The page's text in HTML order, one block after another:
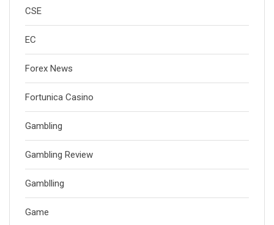
CSE
EC
Forex News
Fortunica Casino
Gambling
Gambling Review
Gamblling
Game